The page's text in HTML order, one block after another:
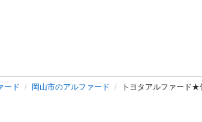
ード 岡山市のアルファード トヨタアルファード